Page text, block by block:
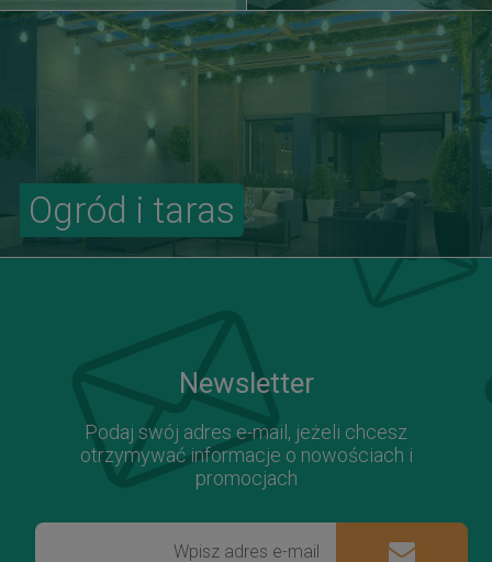
Ogród i taras
Newsletter
Podaj swój adres e-mail, jeżeli chcesz
otrzymywać informacje o nowościach i
promocjach